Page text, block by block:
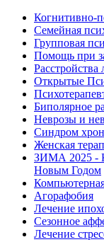
Когнитивно-
Семейная
Групповая
Помощь при
Расстройства
Открытые
Биполярное
Неврозы и
Синдром
Женская
ЗИМА 2025 -
Новым Годом
Агорафобия
Лечение
Сезонное
Лечение